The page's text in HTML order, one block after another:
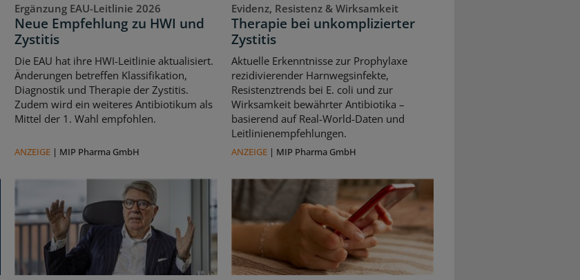
Ergänzung EAU-Leitlinie 2026
Neue Empfehlung zu HWI und
Zystitis
Die EAU hat ihre HWI-Leitlinie aktualisiert.
Änderungen betreffen Klassifikation,
Diagnostik und Therapie der Zystitis.
Zudem wird ein weiteres Antibiotikum als
Mittel der 1. Wahl empfohlen.
ANZEIGE | MIP Pharma GmbH
Evidenz, Resistenz & Wirksamkeit
Therapie bei unkomplizierter
Zystitis
Aktuelle Erkenntnisse zur Prophylaxe
rezidivierender Harnwegsinfekte,
Resistenztrends bei E. coli und zur
Wirksamkeit bewährter Antibiotika –
basierend auf Real-World-Daten und
Leitlinienempfehlungen.
ANZEIGE| MIP Pharma GmbH